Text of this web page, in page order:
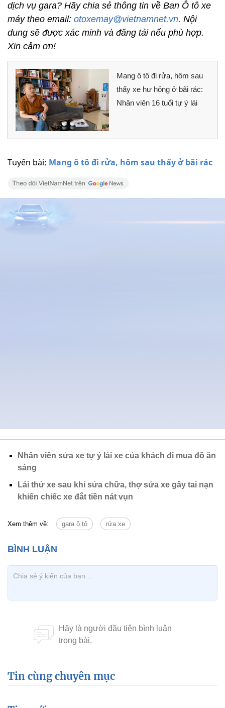
Tuyến bài: Mang ô tô đi rửa, hôm sau thấy ở bãi rác
dịch vụ gara? Hãy chia sẻ thông tin về Ban Ô tô xe
máy theo email: otoxemay@vietnamnet.vn. Nội
dung sẽ được xác minh và đăng tải nếu phù hợp.
Xin cảm ơn!
Mang ô tô đi rửa, hôm sau
thấy xe hư hỏng ở bãi rác:
Nhân viên 16 tuổi tự ý lái
Nhân viên sửa xe tự ý lái xe của khách đi mua đồ ăn
sáng
Lái thử xe sau khi sửa chữa, thợ sửa xe gây tai nạn
khiến chiếc xe đắt tiền nát vụn
Xem thêm về: gara ô tô rửa xe
Tin cùng chuyên mục